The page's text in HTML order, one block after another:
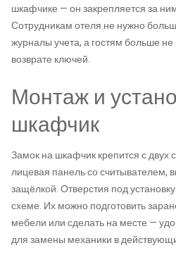
шкафчике — он закрепляется за
Сотрудникам отеля не нужно
журналы учета, а гостям больше
возврате ключей.
Монтаж и
шкафчик
Замок на шкафчик крепится с двух
лицевая панель со считывателем,
защёлкой. Отверстия под
схеме. Их можно подготовить
мебели или сделать на месте —
для замены механики в